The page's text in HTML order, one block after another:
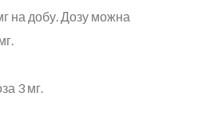
на добу. Дозу можна
3 мг.